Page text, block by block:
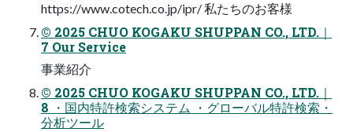
https://www.cotech.co.jp/ipr/ 私たちのお客様
© 2025 CHUO KOGAKU SHUPPAN CO., LTD.｜
7 Our Service
事業紹介
© 2025 CHUO KOGAKU SHUPPAN CO., LTD.｜
8 ・国内特許検索システム ・グローバル特許検索・
分析ツール